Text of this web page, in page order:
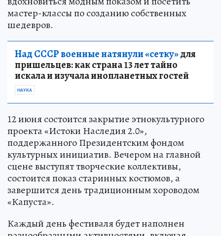
мастер-классы по созданию собственных
шедевров.
Над СССР военные натянули «сетку»для
пришельцев: как страна 13 лет тайно
искала и изучала инопланетных гостей
НАУКА
12 июня состоится закрытие этнокультурного
проекта «Истоки Наследия 2.0»,
поддержанного Президентским фондом
культурных инициатив. Вечером на главной
сцене выступят творческие коллективы,
состоится показ старинных костюмов, а
завершится день традиционным хороводом
«Капуста».
Каждый день фестиваля будет наполнен